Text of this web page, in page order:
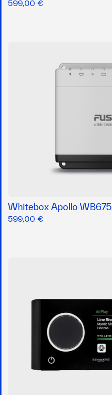
599,00 €
Whitebox Apollo WB675
599,00 €